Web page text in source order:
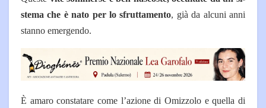
stema che è nato per lo sfrutta­mento, già da alcuni anni
stan­no emergendo.
È amaro constatare come l’azio­ne di Omizzolo e quella di